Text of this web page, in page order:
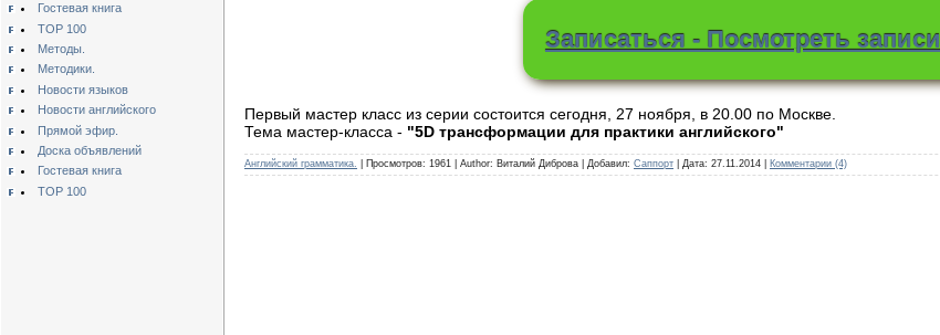
Гостевая книга
TOP 100
Методы.
Методики.
Новости языков
Новости английского
Прямой эфир.
Доска объявлений
Гостевая книга
TOP 100
Записаться - Посмотреть записи
Первый мастер класс из серии состоится сегодня, 27 ноября, в 20.00 по Москве.
Тема мастер-класса - "5D трансформации для практики английского"
Английский грамматика. | Просмотров: 1961 | Author: Виталий Диброва | Добавил: Саппорт | Дата: 27.11.2014 Комментарии (4)